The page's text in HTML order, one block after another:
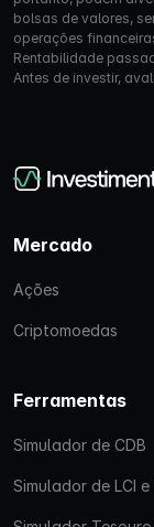
bolsas de valores,
operações
Rentabilidade
Antes de investir,
Mercado
Ações
Criptomoedas
Ferramentas
Simulador de CDB
Simulador de LCI e